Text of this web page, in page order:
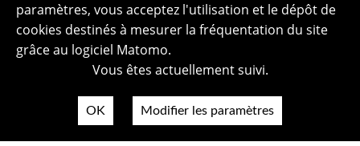
paramètres, vous acceptez l'utilisation et le dépôt de
cookies destinés à mesurer la fréquentation du site
grâce au logiciel Matomo.
Vous êtes actuellement suivi.
OK Modifier les paramètres